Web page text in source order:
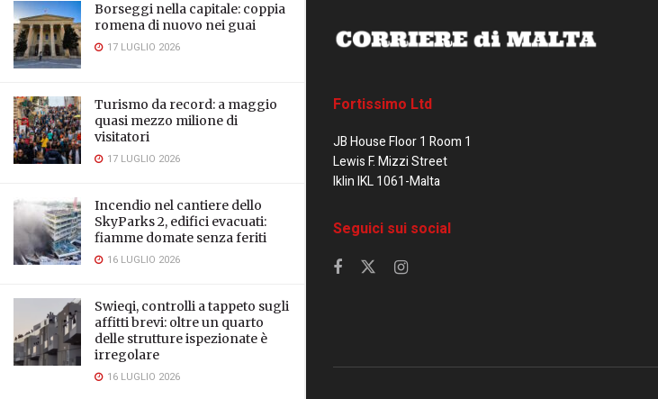
Borseggi nella capitale: coppia
romena di nuovo nei guai
17 LUGLIO 2026
Turismo da record: a maggio
quasi mezzo milione di
visitatori
17 LUGLIO 2026
Incendio nel cantiere dello
SkyParks 2, edifici evacuati:
fiamme domate senza feriti
16 LUGLIO 2026
Swieqi, controlli a tappeto sugli
affitti brevi: oltre un quarto
delle strutture ispezionate è
irregolare
16 LUGLIO 2026
Fortissimo Ltd
JB House Floor 1 Room 1
Lewis F. Mizzi Street
Iklin IKL 1061-Malta
Seguici sui social